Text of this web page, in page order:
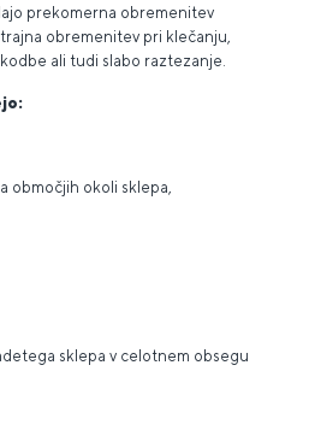
prekomerna obremenitev
obremenitev pri klečanju,
ali tudi slabo raztezanje.
območjih okoli sklepa,
sklepa v celotnem obsegu